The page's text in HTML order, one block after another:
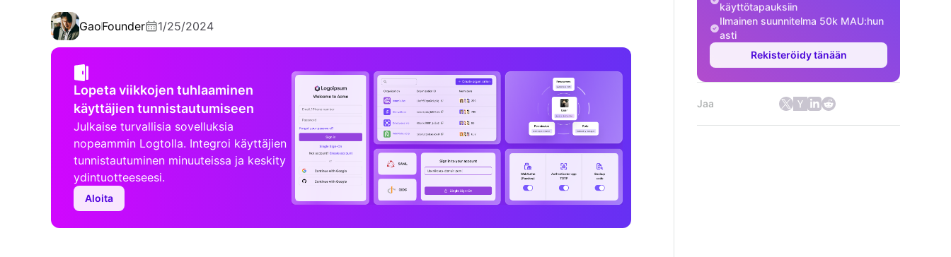
GaoFounder 1/25/2024
Lopeta viikkojen tuhlaaminen
käyttäjien tunnistautumiseen
Julkaise turvallisia sovelluksia
nopeammin Logtolla. Integroi käyttäjien
tunnistautuminen minuuteissa ja keskity
ydintuotteeseesi.
Aloita
käyttötapauksiin
Ilmainen suunnitelma 50k MAU:hun
asti
Rekisteröidy tänään
Jaa